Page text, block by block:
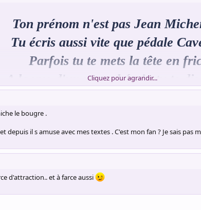
Ton prénom n'est pas Jean
Tu écris aussi vite que pédale
Parfois tu te mets la tête en
A la vue d'un nouvel écrit, tu te
Tu aurais pu faire dans
Mais ta tasse de thé est le
A ta sauce qui n'est pas
Des textes de façon
Cliquez pour agrandir...
le bougre .
depuis il s amuse avec mes textes . C'est mon fan ? Je sais pas
d'attraction.. et à farce aussi